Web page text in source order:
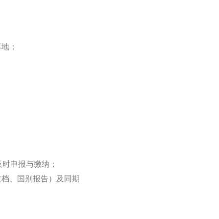
；
申报与缴纳；
、国别报告）及同期